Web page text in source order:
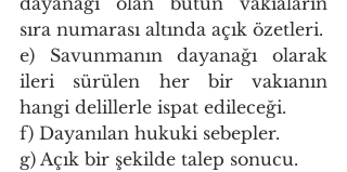
sıra numarası altında açık özetleri.
e) Savunmanın dayanağı olarak
ileri sürülen her bir vakıanın
hangi delillerle ispat edileceği.
f) Dayanılan hukuki sebepler.
g) Açık bir şekilde talep sonucu.